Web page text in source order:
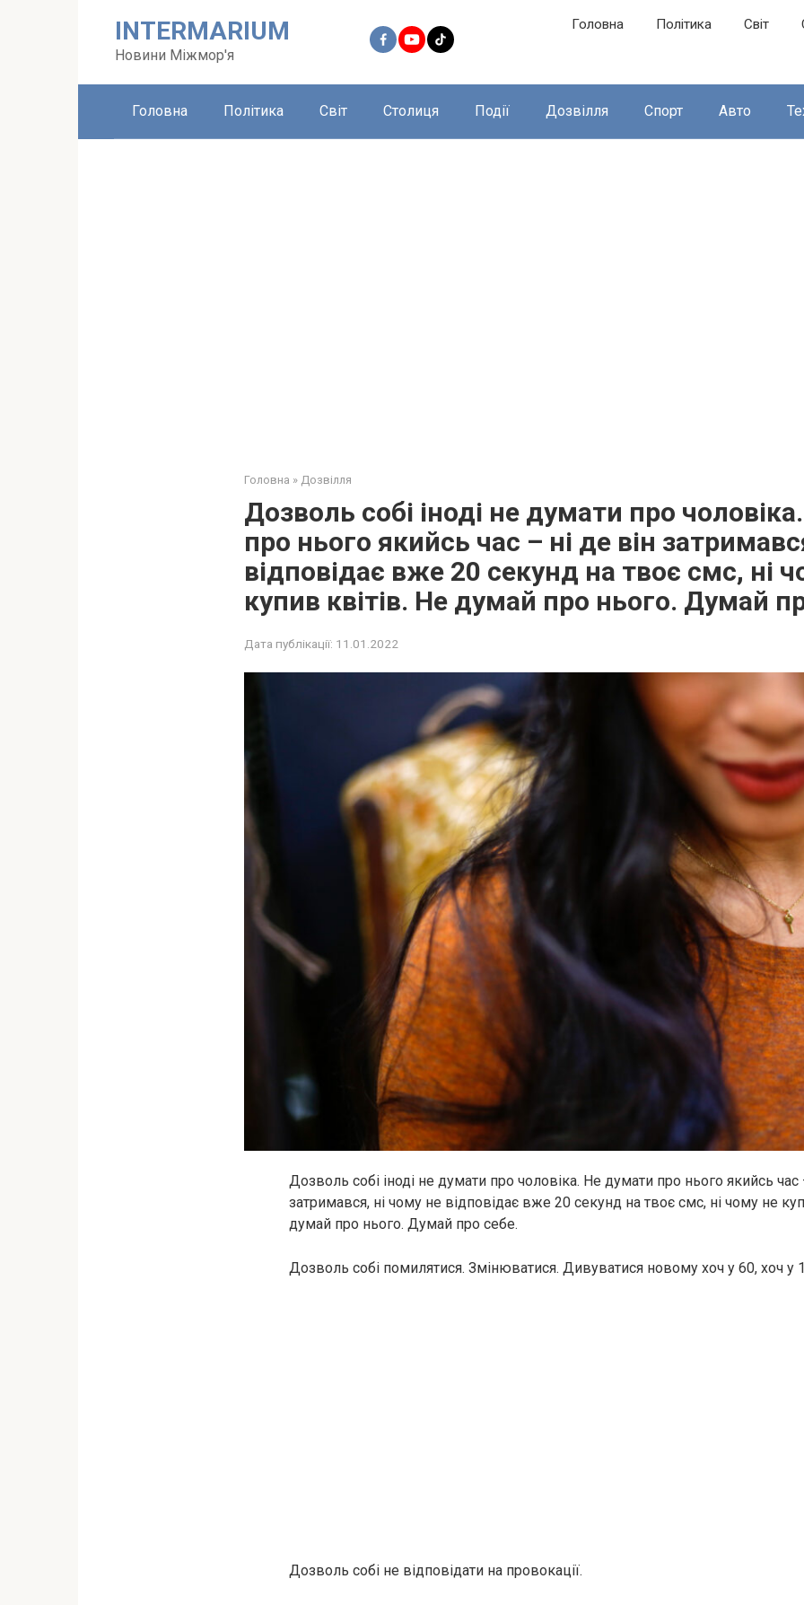
INTERMARIUM
Новини Міжмор'я
Головна Політика Світ
Головна Політика Світ Столиця Події Дозвілля Спорт Авто
Головна » Дозвілля
Дозволь собі іноді не думати про
про нього якийсь час – ні де він
відповідає вже 20 секунд на твоє смс, ні
купив квітів. Не думай про нього. Думай
Дата публікації: 11.01.2022
Дозволь собі іноді не думати про чоловіка. Не думати про нього якийсь час
затримався, ні чому не відповідає вже 20 секунд на твоє смс, ні чому не
думай про нього. Думай про себе.
Дозволь собі помилятися. Змінюватися. Дивуватися новому хоч у 60, хоч у
Дозволь собі не відповідати на провокації.